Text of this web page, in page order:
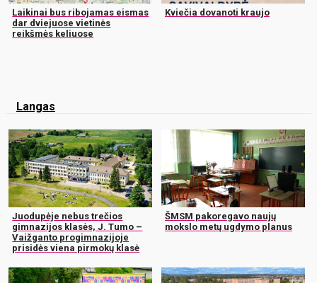
Laikinai bus ribojamas eismas
dar dviejuose vietinės
reikšmės keliuose
Kviečia dovanoti kraujo
Langas
Juodupėje nebus trečios
gimnazijos klasės, J. Tumo –
Vaižganto progimnazijoje
prisidės viena pirmokų klasė
ŠMSM pakoregavo naujų
mokslo metų ugdymo planus